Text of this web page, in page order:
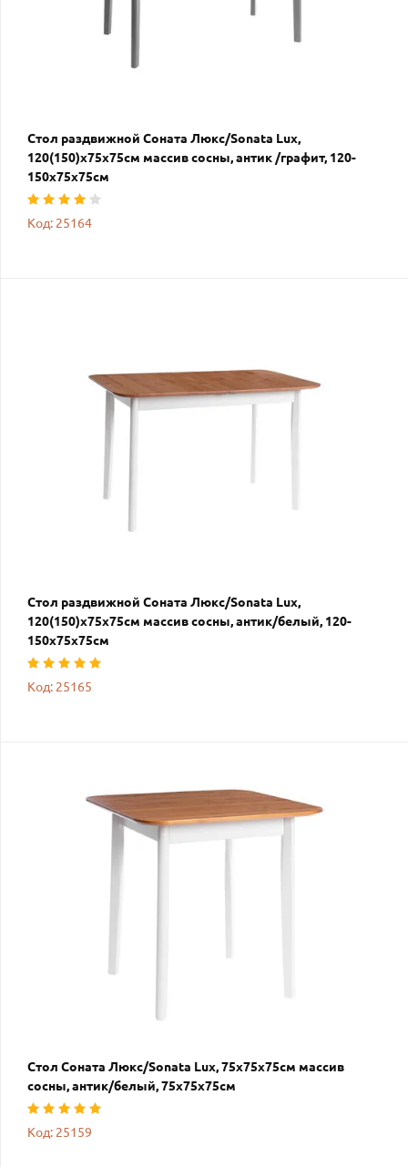
Стол раздвижной Соната Люкс/Sonata Lux,
120(150)х75х75см массив сосны, антик /графит, 120-
150х75х75см
Код: 25164
Стол раздвижной Соната Люкс/Sonata Lux,
120(150)х75х75см массив сосны, антик/белый, 120-
150х75х75см
Код: 25165
Стол Соната Люкс/Sonata Lux, 75х75х75см массив
сосны, антик/белый, 75х75х75см
Код: 25159